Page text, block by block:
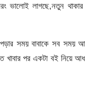
ভালোই লাগছে,নতুন
সময় বাবাকে সব
পর একটা বই নিয়ে